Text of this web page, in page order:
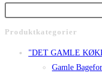
Produktkategorier
"DET GAMLE
Gamle